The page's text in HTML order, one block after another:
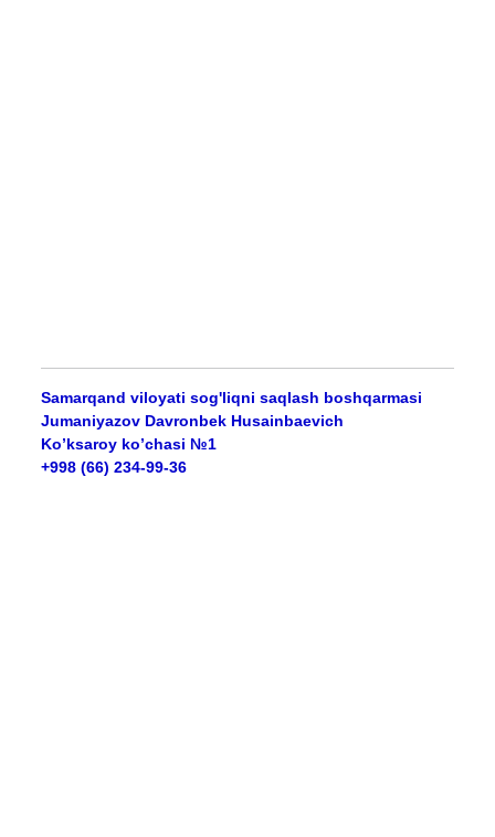
Samarqand viloyati sog'liqni saqlash boshqarmasi
Jumaniyazov Davronbek Husainbaevich
Ko’ksaroy ko’chasi №1
+998 (66) 234-99-36